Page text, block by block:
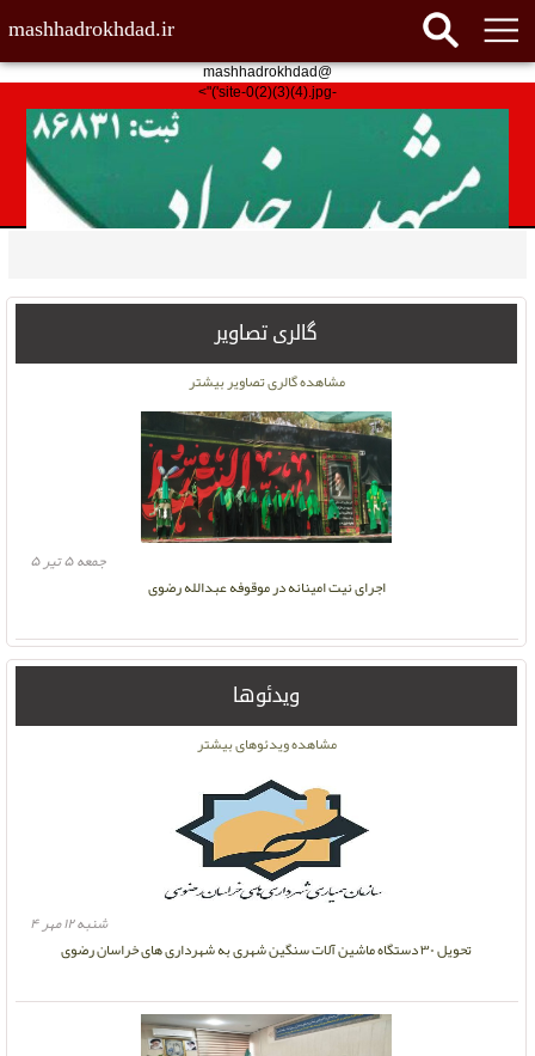
@mashhadrokhdad
mashhadrokhdad.ir
-site-0(2)(3)(4).jpg')">
گالری تصاویر
اجرای نیت امینانه در موقوفه عبدالله رضوی
جمعه ۵ تیر ۵
مشاهده گالری تصاویر بیشتر
ویدئوها
تحویل ۳۰ دستگاه ماشین آلات سنگین شهری به شهرداری های خراسان رضوی
شنبه ۱۲ مهر ۴
مشاهده ویدئوهای بیشتر